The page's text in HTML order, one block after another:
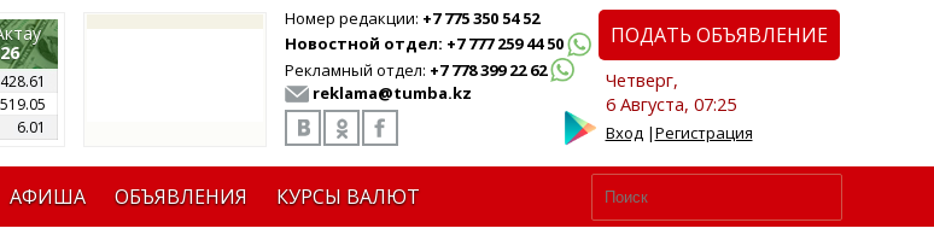
428.61
519.05
6.01
Номер редакции: +7 775 350 54 52
Новостной отдел: +7 777 259 44 50
Рекламный отдел: +7 778 399 22 62
reklama@tumba.kz
ПОДАТЬ ОБЪЯВЛЕНИЕ
Четверг,
6 Августа, 07:25
Вход|Регистрация
АФИША ОБЪЯВЛЕНИЯ КУРСЫ ВАЛЮТ